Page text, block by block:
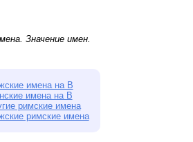
. Значение имен.
имена на В
имена на В
римские имена
римские имена